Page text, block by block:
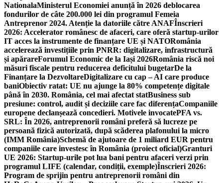
NationalaMinisterul Economiei anunță în 2026 deblocarea
fondurilor de câte 200.000 lei din programul Femeia
Antreprenor 2024. Atenție la datoriile către ANAFÎnscrieri
2026: Accelerator românesc de afaceri, care oferă startup-urilor
IT acces la instrumente de finanțare UE și NATORomânia
accelerează investițiile prin PNRR: digitalizare, infrastructură
și apărareForumul Economic de la Iași 2026România riscă noi
măsuri fiscale pentru reducerea deficitului bugetarDe la
Finanțare la DezvoltareDigitalizare cu cap – AI care produce
baniObiectiv ratat: UE nu ajunge la 80% competențe digitale
până în 2030. România, cel mai afectat statBusiness sub
presiune: control, audit și deciziile care fac diferențaCompaniile
europene declanșează concedieri. Motivele invocatePFA vs.
SRL: În 2026, antreprenorii români preferă să lucreze pe
persoană fizică autorizată, după scăderea plafonului la micro
(IMM România)Schemă de ajutoare de 1 miliard EUR pentru
companiile care investesc în România (proiect oficial)Granturi
UE 2026: Startup-urile pot lua bani pentru afaceri verzi prin
programul LIFE (calendar, condiții, exemple)Înscrieri 2026:
Program de sprijin pentru antreprenorii români din